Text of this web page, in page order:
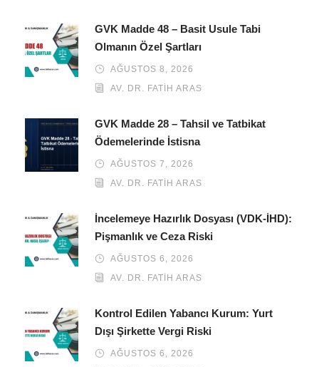
GVK Madde 48 – Basit Usule Tabi
Olmanın Özel Şartları
AĞUSTOS 8, 2026
AV. DR. FATIH ARAS
GVK Madde 28 – Tahsil ve Tatbikat
Ödemelerinde İstisna
AĞUSTOS 7, 2026
AV. DR. FATIH ARAS
İncelemeye Hazırlık Dosyası (VDK-İHD):
Pişmanlık ve Ceza Riski
AĞUSTOS 6, 2026
AV. DR. FATIH ARAS
Kontrol Edilen Yabancı Kurum: Yurt
Dışı Şirkette Vergi Riski
AĞUSTOS 6, 2026